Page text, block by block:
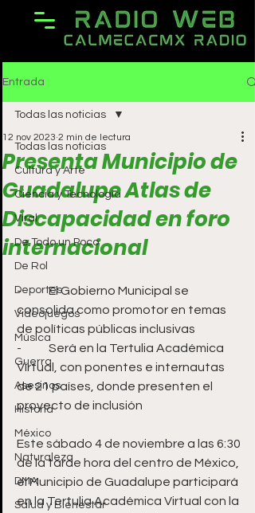
Entrada
Todas las noticias
Cultura y Arte
Ciencia y Tecnología
Viral
De Todo un Poco
De Rol
Deportes
Videojuegos
Música
Guerra
Asesinos
Historia
México
Naturaleza
DMA
Salud y Bienestar
Todas las noticias
Presenta Municipio de
Guadalupe Atlas de
Discapacidad en foro
internacional
12 nov 2023 2 min de lectura
-	El Gobierno Municipal se
consolida como promotor en temas
de políticas públicas inclusivas
-	Será en la Tertulia Académica
Virtual, con ponentes e internautas
de 21 países, donde presenten el
proyecto de inclusión
Este sábado 4 de noviembre a las 6:30
de la tarde hora del centro de México,
el Municipio de Guadalupe participará
en la Tertulia Académica Virtual con la